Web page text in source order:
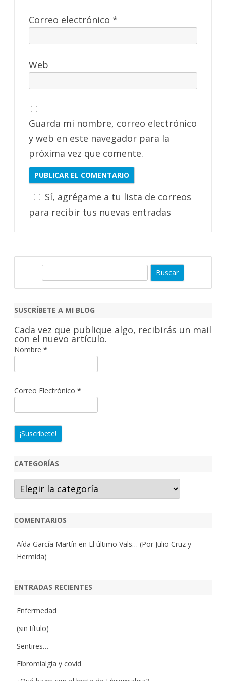
Correo electrónico *
Web
Guarda mi nombre, correo electrónico
y web en este navegador para la
próxima vez que comente.
Sí, agrégame a tu lista de correos
para recibir tus nuevas entradas
c
r
SUSCRÍBETE A MI BLOG
Cada vez que publique algo, recibirás un mail
con el nuevo artículo.
Nombre *
Correo Electrónico *
CATEGORÍAS
Categorías
COMENTARIOS
Aída García Martín en El último Vals… (Por Julio Cruz y
Hermida)
ENTRADAS RECIENTES
Enfermedad
(sin título)
Sentires…
Fibromialgia y covid